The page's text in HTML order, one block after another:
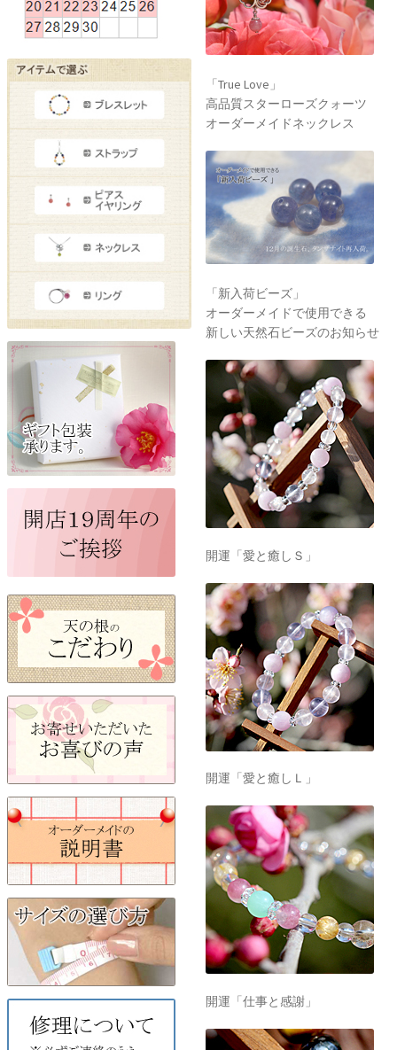
「True Love」
高品質スターローズクォーツ
オーダーメイドネックレス
「新入荷ビーズ」
オーダーメイドで使用できる
新しい天然石ビーズのお知らせ
開運「愛と癒しＳ」
開運「愛と癒しＬ」
開運「仕事と感謝」